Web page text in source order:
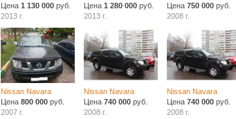
Цена1 130 000 руб.
2013 г.
Цена 1 280 000руб.
2013 г.
Цена 750 000руб.
2008 г.
Nissan Navara
Цена800 000 руб.
2007 г.
Nissan Navara
Цена 740 000руб.
2008 г.
Nissan Navara
Цена 740 000руб.
2008 г.